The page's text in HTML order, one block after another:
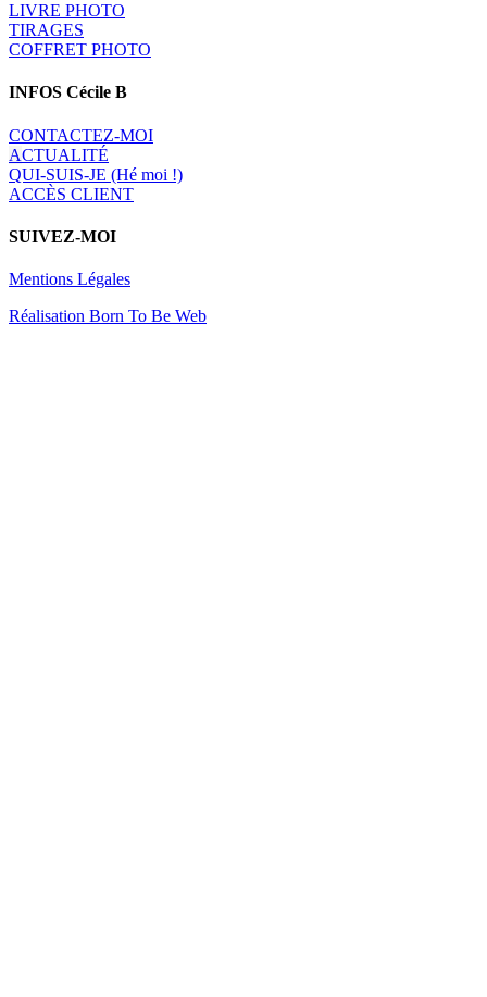
LIVRE PHOTO
TIRAGES
COFFRET PHOTO
INFOS Cécile B
CONTACTEZ-MOI
ACTUALITÉ
QUI-SUIS-JE (Hé moi !)
ACCÈS CLIENT
SUIVEZ-MOI
Mentions Légales
Réalisation Born To Be Web